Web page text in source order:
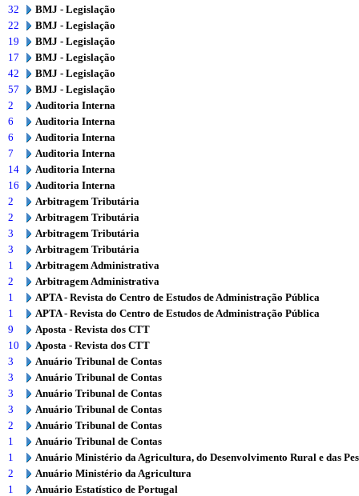
32
BMJ - Legislação
22
BMJ - Legislação
19
BMJ - Legislação
17
BMJ - Legislação
42
BMJ - Legislação
57
BMJ - Legislação
2
Auditoria Interna
6
Auditoria Interna
6
Auditoria Interna
7
Auditoria Interna
14
Auditoria Interna
16
Auditoria Interna
2
Arbitragem Tributária
2
Arbitragem Tributária
3
Arbitragem Tributária
3
Arbitragem Tributária
1
Arbitragem Administrativa
2
Arbitragem Administrativa
1
APTA - Revista do Centro de Estudos de Administração Pública
1
APTA - Revista do Centro de Estudos de Administração Pública
9
Aposta - Revista dos CTT
10
Aposta - Revista dos CTT
3
Anuário Tribunal de Contas
3
Anuário Tribunal de Contas
3
Anuário Tribunal de Contas
3
Anuário Tribunal de Contas
2
Anuário Tribunal de Contas
1
Anuário Tribunal de Contas
1
Anuário Ministério da Agricultura, do Desenvolvimento Rural e das
2
Anuário Ministério da Agricultura
1
Anuário Estatístico de Portugal